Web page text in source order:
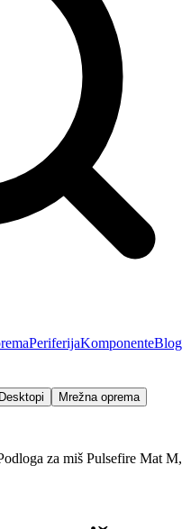
PeriferijaKomponenteBlog
Desktopi
Mrežna oprema
za miš Pulsefire Mat M,